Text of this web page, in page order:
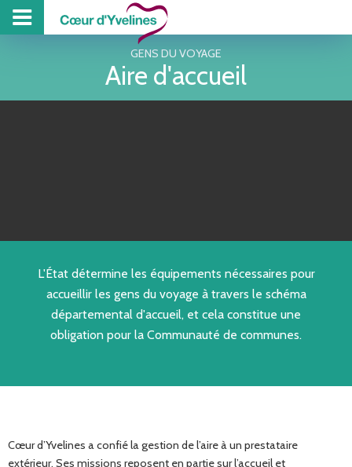
GENS DU VOYAGE
Aire d'accueil
L'État détermine les équipements nécessaires pour
accueillir les gens du voyage à travers le schéma
départemental d'accueil, et cela constitue une
obligation pour la Communauté de communes.
Cœur d’Yvelines a confié la gestion de l’aire à un prestataire
extérieur. Ses missions reposent en partie sur l’accueil et